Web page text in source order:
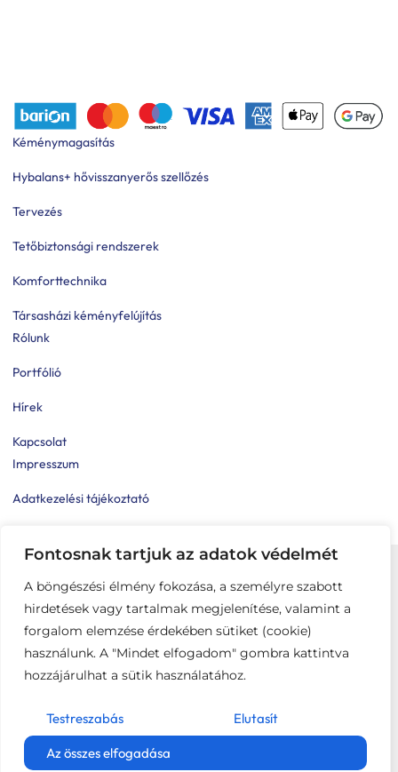
Fontosnak tartjuk az adatok védelmét
A böngészési élmény fokozása, a személyre szabott
hirdetések vagy tartalmak megjelenítése, valamint a
forgalom elemzése érdekében sütiket (cookie)
használunk. A "Mindet elfogadom" gombra kattintva
hozzájárulhat a sütik használatához.
Testreszabás Elutasít
Az összes elfogadása
Kéménymagasítás
Hybalans+ hővisszanyerős szellőzés
Tervezés
Tetőbiztonsági rendszerek
Komforttechnika
Társasházi kéményfelújítás
Rólunk
Portfólió
Hírek
Kapcsolat
Impresszum
Adatkezelési tájékoztató